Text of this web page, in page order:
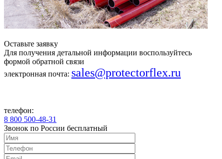
Оставьте заявку
Для получения детальной информации воспользуйтесь
формой обратной связи
электронная почта: sales@protectorflex.ru
телефон:
8 800 500-48-31
Звонок по России бесплатный